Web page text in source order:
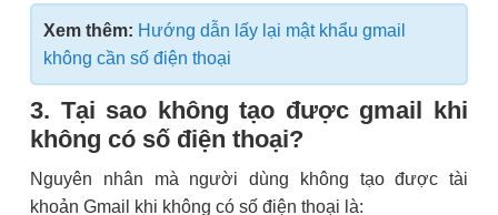
Xem thêm: Hướng dẫn lấy lại mật khẩu gmail
không cần số điện thoại
3. Tại sao không tạo được gmail khi
không có số điện thoại?
Nguyên nhân mà người dùng không tạo được tài
khoản Gmail khi không có số điện thoại là: